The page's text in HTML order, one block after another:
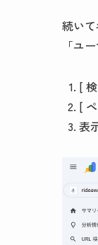
続い
「ユ
[
[
表